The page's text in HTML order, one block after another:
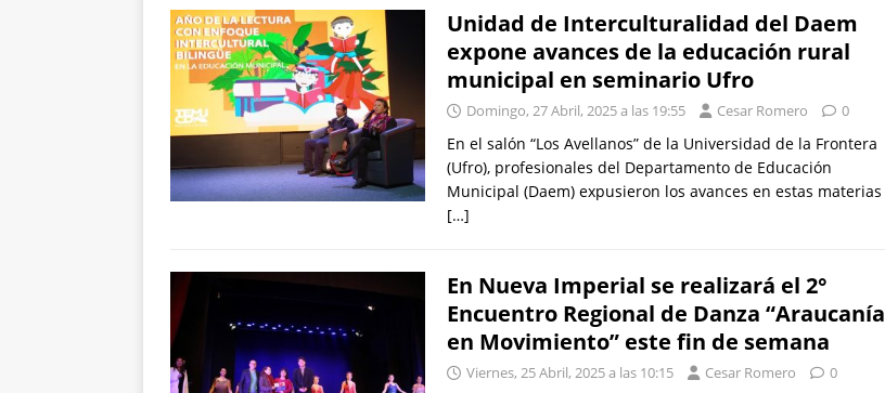
Unidad de Interculturalidad del Daem
expone avances de la educación rural
municipal en seminario Ufro
Domingo, 27 Abril, 2025 a las 19:55 Cesar Romero 0
En el salón “Los Avellanos” de la Universidad de la Frontera
(Ufro), profesionales del Departamento de Educación
Municipal (Daem) expusieron los avances en estas materias
[…]
En Nueva Imperial se realizará el 2°
Encuentro Regional de Danza “Araucanía
en Movimiento” este fin de semana
Viernes, 25 Abril, 2025 a las 10:15 Cesar Romero 0